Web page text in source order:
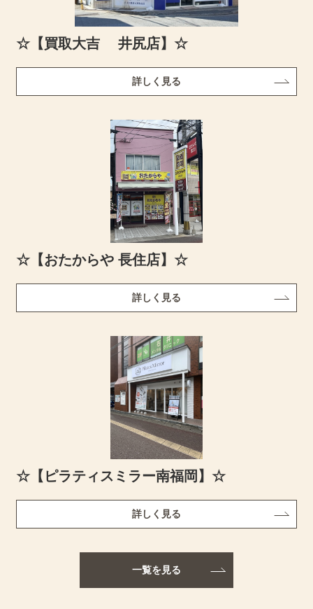
☆【買取大吉 井尻店】☆
詳しく見る
☆【おたからや 長住店】☆
詳しく見る
☆【ピラティスミラー南福岡】☆
詳しく見る
一覧を見る